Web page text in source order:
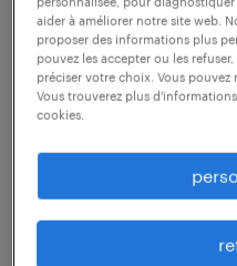
que leur employeur
développement
convaincus qu’il les
repositionner en
être supprimé.
Le monde du travail
saisissez à pleines
aider à améliorer notre site web.
proposer des informations plus
pouvez les accepter ou les
préciser votre choix. Vous
Vous trouverez plus
cookies.